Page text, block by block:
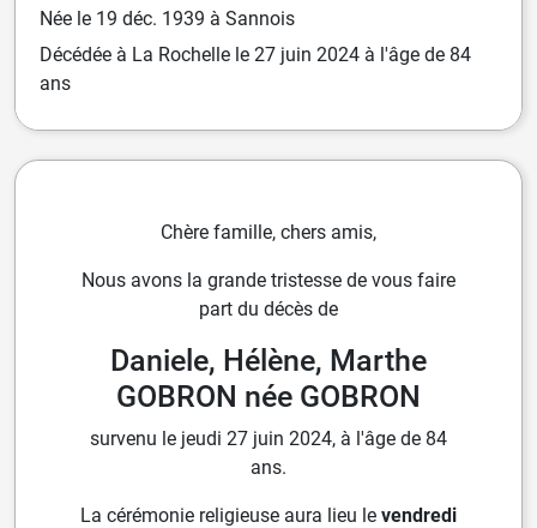
Née le 19 déc. 1939 à Sannois
Décédée à La Rochelle le 27 juin 2024 à l'âge de 84
ans
Chère famille, chers amis,
Nous avons la grande tristesse de vous faire
part du décès de
Daniele, Hélène, Marthe
GOBRON née GOBRON
survenu le jeudi 27 juin 2024, à l'âge de 84
ans.
La cérémonie religieuse aura lieu le vendredi